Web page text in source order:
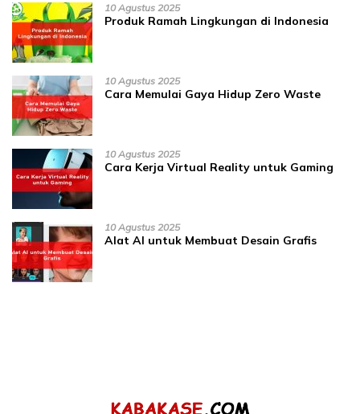
10 Agustus 2025
Produk Ramah Lingkungan di Indonesia
10 Agustus 2025
Cara Memulai Gaya Hidup Zero Waste
10 Agustus 2025
Cara Kerja Virtual Reality untuk Gaming
10 Agustus 2025
Alat AI untuk Membuat Desain Grafis